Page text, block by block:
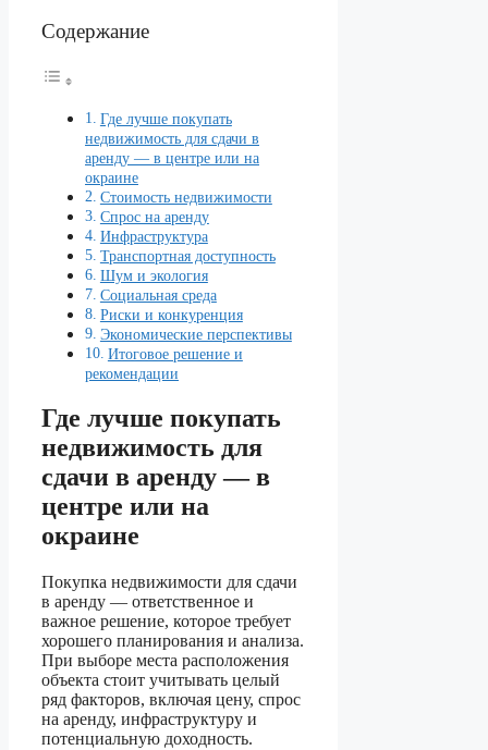
Содержание
Где лучше покупать
недвижимость для сдачи в
аренду — в центре или на
окраине
Стоимость недвижимости
Спрос на аренду
Инфраструктура
Транспортная доступность
Шум и экология
Социальная среда
Риски и конкуренция
Экономические перспективы
Итоговое решение и
рекомендации
Где лучше покупать
недвижимость для
сдачи в аренду — в
центре или на
окраине
Покупка недвижимости для сдачи
в аренду — ответственное и
важное решение, которое требует
хорошего планирования и анализа.
При выборе места расположения
объекта стоит учитывать целый
ряд факторов, включая цену, спрос
на аренду, инфраструктуру и
потенциальную доходность.